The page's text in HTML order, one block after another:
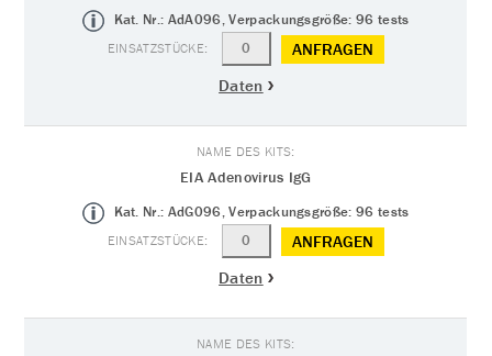
Kat. Nr.: AdA096, Verpackungsgröße: 96 tests
ANFRAGEN
Daten
EIA Adenovirus IgG
Kat. Nr.: AdG096, Verpackungsgröße: 96 tests
ANFRAGEN
Daten